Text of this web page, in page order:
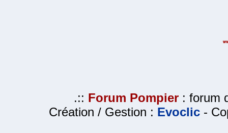
.:: Forum Pompier : forum
Création / Gestion : Evoclic -